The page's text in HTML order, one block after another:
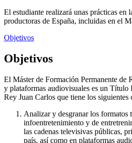
El estudiante realizará unas prácticas en
productoras de España, incluidas en el
Objetivos
Objetivos
El Máster de Formación Permanente de
y plataformas audiovisuales es un
Rey Juan Carlos que tiene los siguientes
Analizar y desgranar los
infoentretenimiento y de
las cadenas televisivas públicas,
país, así como en plataformas